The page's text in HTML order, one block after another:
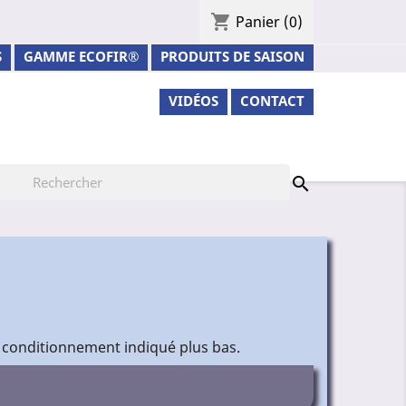
shopping_cart Panier (0)
GAMME ECOFIR® PRODUITS DE SAISON
VIDÉOS CONTACT

indiqué plus bas.